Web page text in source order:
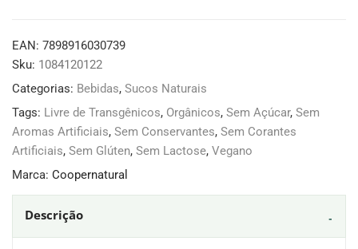
EAN: 7898916030739
Sku: 1084120122
Categorias: Bebidas, Sucos Naturais
Tags: Livre de Transgênicos, Orgânicos, Sem Açúcar, Sem
Aromas Artificiais, Sem Conservantes, Sem Corantes
Artificiais, Sem Glúten, Sem Lactose, Vegano
Marca: Coopernatural
Descrição